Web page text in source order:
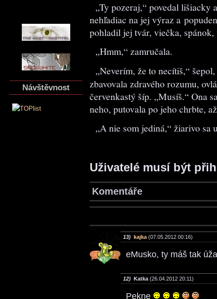
Návštěvnost
„Ty pozeraj,“ povedal
nehľadiac na jej výraz a
pohladil jej tvár, viečka,
„Hmm,“ zamručala.
„Neverím, že to necítiš,“
zbavovala zdravého rozumu,
červenkastý šíp. „Musíš.“ Ona
neho, putovala po jeho chrbte,
„A nie som jediná,“ žiarivo sa
Uživatelé musí být
Komentáře
13) kajka (07.05.2012 00:16)
eMusko, ty máš tak
12) Katka (26.04.2012 20:11)
Pekne